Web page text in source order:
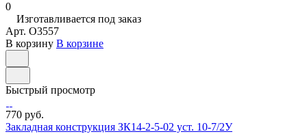
0
Изготавливается под заказ
Арт. O3557
В корзину В корзине
Быстрый просмотр
770 руб.
Закладная конструкция ЗК14-2-5-02 уст. 10-7/2У